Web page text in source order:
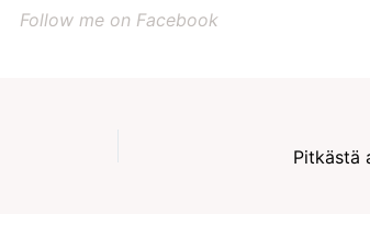
Follow me on Facebook
Pitkästä